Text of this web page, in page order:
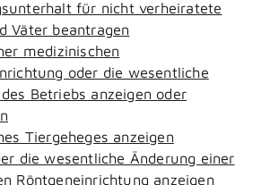
für nicht verheiratete
Väter beantragen
medizinischen
oder die wesentliche
Betriebs anzeigen oder
Tiergeheges anzeigen
die wesentliche Änderung einer
Röntgeneinrichtung anzeigen